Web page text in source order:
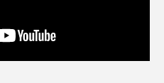
الشحانية
بميدان الوثبة 22-05-2026